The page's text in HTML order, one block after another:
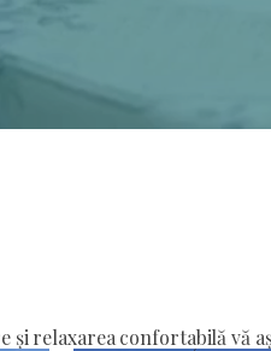
relaxarea confortabilă vă